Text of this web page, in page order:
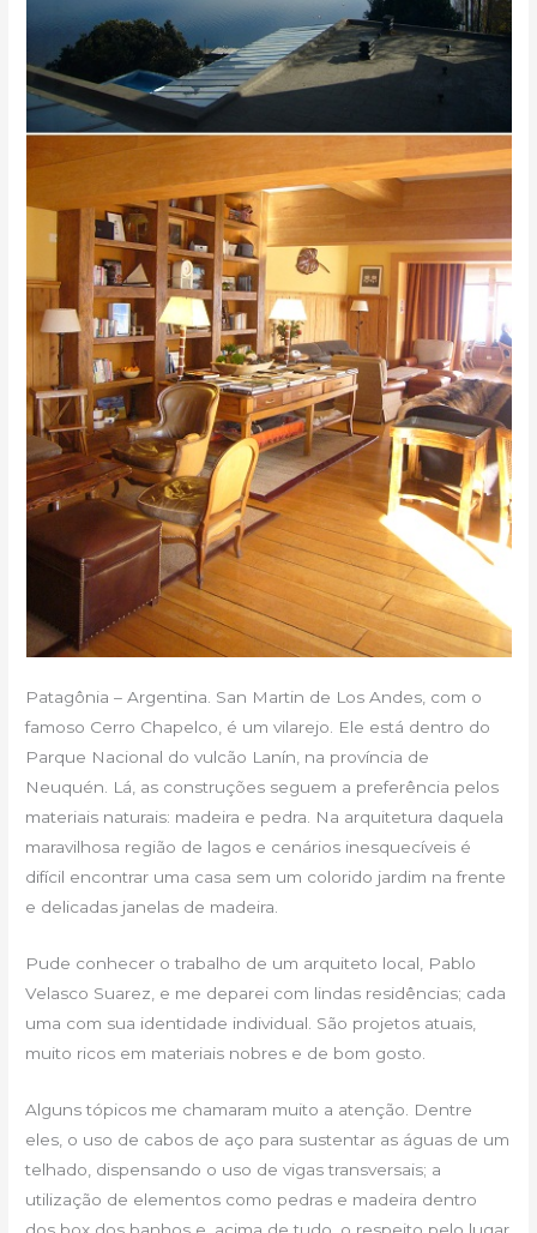
Patagônia – Argentina. San Martin de Los Andes, com o
famoso Cerro Chapelco, é um vilarejo. Ele está dentro do
Parque Nacional do vulcão Lanín, na província de
Neuquén. Lá, as construções seguem a preferência pelos
materiais naturais: madeira e pedra. Na arquitetura daquela
maravilhosa região de lagos e cenários inesquecíveis é
difícil encontrar uma casa sem um colorido jardim na frente
e delicadas janelas de madeira.
Pude conhecer o trabalho de um arquiteto local, Pablo
Velasco Suarez, e me deparei com lindas residências; cada
uma com sua identidade individual. São projetos atuais,
muito ricos em materiais nobres e de bom gosto.
Alguns tópicos me chamaram muito a atenção. Dentre
eles, o uso de cabos de aço para sustentar as águas de um
telhado, dispensando o uso de vigas transversais; a
utilização de elementos como pedras e madeira dentro
dos box dos banhos e, acima de tudo, o respeito pelo lugar